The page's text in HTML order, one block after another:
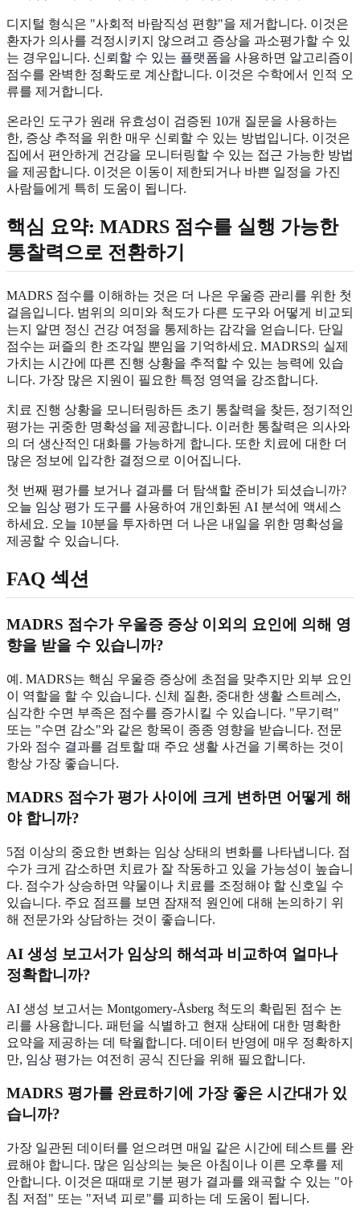
디지털 형식은 "사회적 바람직성 편향"을 제거합니다. 이것은
환자가 의사를 걱정시키지 않으려고 증상을 과소평가할 수 있
는 경우입니다. 신뢰할 수 있는 플랫폼을 사용하면 알고리즘이
점수를 완벽한 정확도로 계산합니다. 이것은 수학에서 인적 오
류를 제거합니다.
온라인 도구가 원래 유효성이 검증된 10개 질문을 사용하는
한, 증상 추적을 위한 매우 신뢰할 수 있는 방법입니다. 이것은
집에서 편안하게 건강을 모니터링할 수 있는 접근 가능한 방법
을 제공합니다. 이것은 이동이 제한되거나 바쁜 일정을 가진
사람들에게 특히 도움이 됩니다.
핵심 요약: MADRS 점수를 실행 가능한
통찰력으로 전환하기
MADRS 점수를 이해하는 것은 더 나은 우울증 관리를 위한 첫
걸음입니다. 범위의 의미와 척도가 다른 도구와 어떻게 비교되
는지 알면 정신 건강 여정을 통제하는 감각을 얻습니다. 단일
점수는 퍼즐의 한 조각일 뿐임을 기억하세요. MADRS의 실제
가치는 시간에 따른 진행 상황을 추적할 수 있는 능력에 있습
니다. 가장 많은 지원이 필요한 특정 영역을 강조합니다.
치료 진행 상황을 모니터링하든 초기 통찰력을 찾든, 정기적인
평가는 귀중한 명확성을 제공합니다. 이러한 통찰력은 의사와
의 더 생산적인 대화를 가능하게 합니다. 또한 치료에 대한 더
많은 정보에 입각한 결정으로 이어집니다.
첫 번째 평가를 보거나 결과를 더 탐색할 준비가 되셨습니까?
오늘 임상 평가 도구를 사용하여 개인화된 AI 분석에 액세스
하세요. 오늘 10분을 투자하면 더 나은 내일을 위한 명확성을
제공할 수 있습니다.
FAQ 섹션
MADRS 점수가 우울증 증상 이외의 요인에 의해 영
향을 받을 수 있습니까?
예. MADRS는 핵심 우울증 증상에 초점을 맞추지만 외부 요인
이 역할을 할 수 있습니다. 신체 질환, 중대한 생활 스트레스,
심각한 수면 부족은 점수를 증가시킬 수 있습니다. "무기력"
또는 "수면 감소"와 같은 항목이 종종 영향을 받습니다. 전문
가와 점수 결과를 검토할 때 주요 생활 사건을 기록하는 것이
항상 가장 좋습니다.
MADRS 점수가 평가 사이에 크게 변하면 어떻게 해
야 합니까?
5점 이상의 중요한 변화는 임상 상태의 변화를 나타냅니다. 점
수가 크게 감소하면 치료가 잘 작동하고 있을 가능성이 높습니
다. 점수가 상승하면 약물이나 치료를 조정해야 할 신호일 수
있습니다. 주요 점프를 보면 잠재적 원인에 대해 논의하기 위
해 전문가와 상담하는 것이 좋습니다.
AI 생성 보고서가 임상의 해석과 비교하여 얼마나
정확합니까?
AI 생성 보고서는 Montgomery-Åsberg 척도의 확립된 점수 논
리를 사용합니다. 패턴을 식별하고 현재 상태에 대한 명확한
요약을 제공하는 데 탁월합니다. 데이터 반영에 매우 정확하지
만, 임상 평가는 여전히 공식 진단을 위해 필요합니다.
MADRS 평가를 완료하기에 가장 좋은 시간대가 있
습니까?
가장 일관된 데이터를 얻으려면 매일 같은 시간에 테스트를 완
료해야 합니다. 많은 임상의는 늦은 아침이나 이른 오후를 제
안합니다. 이것은 때때로 기분 평가 결과를 왜곡할 수 있는 "아
침 저점" 또는 "저녁 피로"를 피하는 데 도움이 됩니다.